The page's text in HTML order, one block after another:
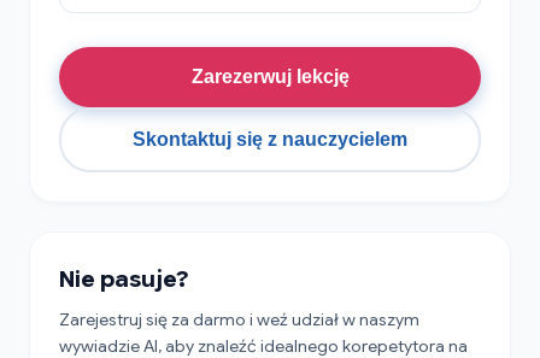
Zarezerwuj lekcję
Skontaktuj się z nauczycielem
Nie pasuje?
Zarejestruj się za darmo i weź udział w naszym
wywiadzie AI, aby znaleźć idealnego korepetytora na